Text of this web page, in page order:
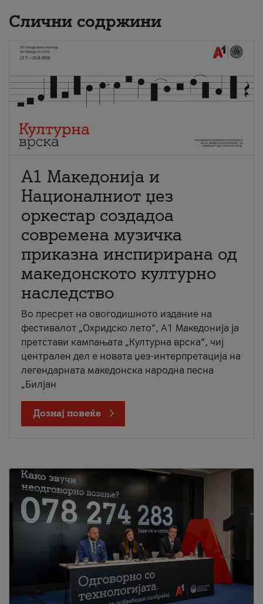
Слични содржини
А1 Македонија и
Националниот џез
оркестар создадоа
современа музичка
приказна инспирирана од
македонското културно
наследство
Во пресрет на овогодишното издание на
фестивалот „Охридско лето“, А1 Македонија ја
претстави кампањата „Културна врска“, чиј
централен дел е новата џез-интерпретација на
легендарната македонска народна песна
„Билјан
Дознај повеќе